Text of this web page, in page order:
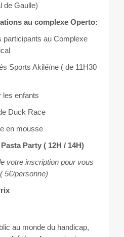
de Gaulle)
au complexe Operto:
participants au Complexe
Sports Akiléïne ( de 11H30
les enfants
Duck Race
en mousse
Party ( 12H / 14H)
votre inscription pour vous
5€/personne)
au monde du handicap,